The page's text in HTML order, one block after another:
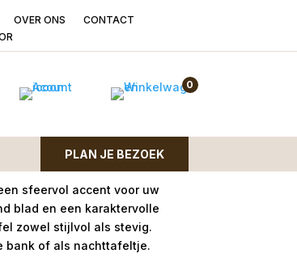
OVER ONS
CONTACT
0
PLAN JE BEZOEK
brons
sfeervol accent voor uw
blad en een karaktervolle
zowel stijlvol als stevig.
bank of als nachttafeltje.